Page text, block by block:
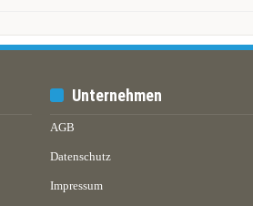
Unternehmen
AGB
Datenschutz
Impressum